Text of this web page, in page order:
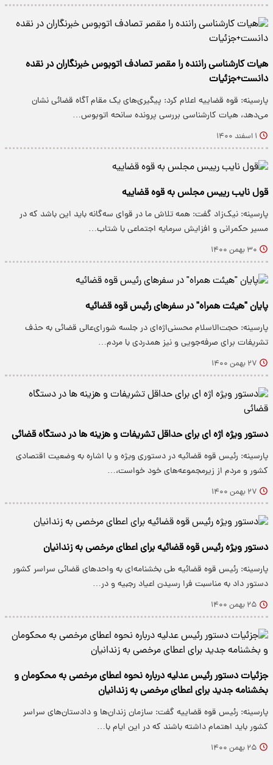
هیات کارشناسی راننده را مقصر تصادف اتوبوس خبرنگاران در نقده
دانست+جزئیات
پارسینه: قوه قضاییه اعلام کرد: پیگیری‌های یک مقام آگاه قضائی نشان
می‌دهد، هیات کارشناسی بررسی پرونده سانحه اتوبوس…
۱ اسفند ۱۴۰۰
قول نایب رییس مجلس به قوه قضاییه
پارسینه: نیک‌زاد گفت: همه تلاش ما در قوای سه‌گانه باید این باشد که در
مسیر حکمرانی و افزایش سرمایه اجتماعی با شتاب…
۳۰ بهمن ۱۴۰۰
پایان "هیئت همراه" در سفرهای رئیس قوه قضائیه
پارسینه: حجت‌الاسلام محسنی‌اژه‌ای در جلسه شورای‌عالی قضائی به حذف
تشریفات برای صرفه‌جویی و نیز همدردی با مردم…
۲۷ بهمن ۱۴۰۰
دستور ویژه اژه ای برای حداقل تشریفات و هزینه‌ ها در دستگاه قضائی
پارسینه: رئیس قوه قضائیه در دستوری ویژه و با اشاره به وضعیت اقتصادی
کشور و مردم از زیرمجموعه‌های خود خواست،…
۲۷ بهمن ۱۴۰۰
دستور ویژه رئیس قوه قضائیه برای اعطای مرخصی به زندانیان
پارسینه: رئیس قوه قضائیه طی بخشنامه‌ای به واحدهای قضائی سراسر کشور
دستور داد به مناسبت فرا رسیدن اعیاد رجبیه و در…
۲۵ بهمن ۱۴۰۰
جزئیات دستور رئیس عدلیه درباره نحوه اعطای مرخصی به محکومان و
بخشنامه جدید برای اعطای مرخصی به زندانیان
پارسینه: رئیس قوه قضاییه گفت: سازمان زندان‌ها و دادستان‌های سراسر
کشور باید اهتمام داشته باشند که در این ایام با…
۲۵ بهمن ۱۴۰۰